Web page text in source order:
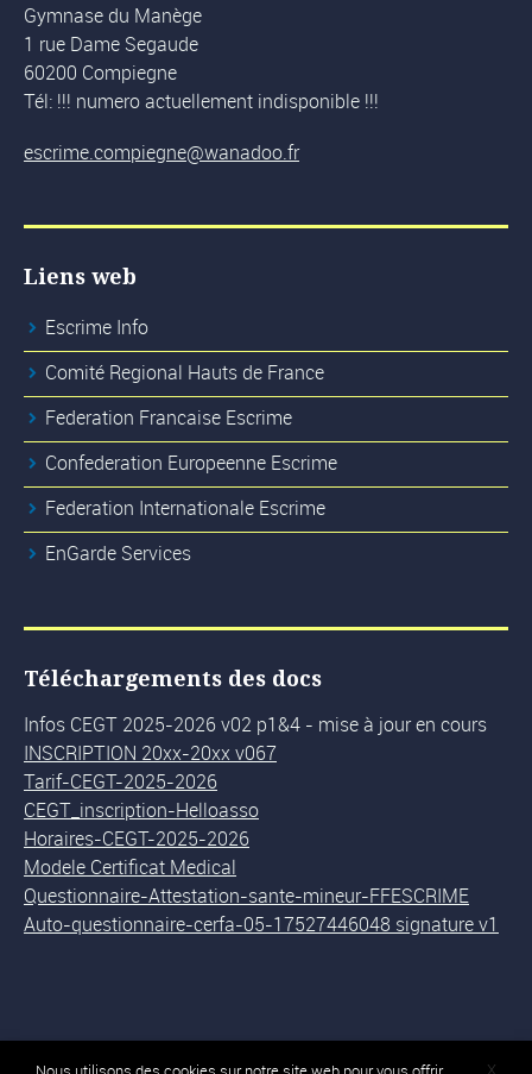
Gymnase du Manège
1 rue Dame Segaude
60200 Compiegne
Tél: !!! numero actuellement indisponible !!!
escrime.compiegne@wanadoo.fr
Liens web
Escrime Info
Comité Regional Hauts de France
Federation Francaise Escrime
Confederation Europeenne Escrime
Federation Internationale Escrime
EnGarde Services
Téléchargements des docs
Infos CEGT 2025-2026 v02 p1&4 - mise à jour en cours
INSCRIPTION 20xx-20xx v067
Tarif-CEGT-2025-2026
CEGT_inscription-Helloasso
Horaires-CEGT-2025-2026
Modele Certificat Medical
Questionnaire-Attestation-sante-mineur-FFESCRIME
Auto-questionnaire-cerfa-05-17527446048 signature v1
X